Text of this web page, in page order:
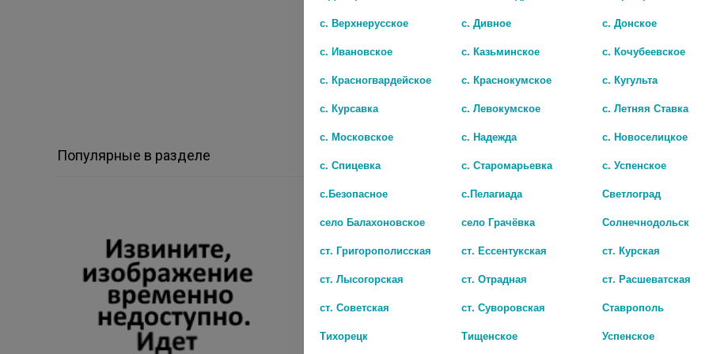
Показать все
Популярные в разделе
с. Верхнерусское
с. Дивное
с. Донское
с. Ивановское
с. Казьминское
с. Кочубеевское
с. Красногвардейское
с. Краснокумское
с. Кугульта
с. Курсавка
с. Левокумское
с. Летняя Ставка
с. Московское
с. Надежда
с. Новоселицкое
с. Спицевка
с. Старомарьевка
с. Успенское
с.Безопасное
с.Пелагиада
Светлоград
село Балахоновское
село Грачёвка
Солнечнодольск
ст. Григорополисская
ст. Ессентукская
ст. Курская
ст. Лысогорская
ст. Отрадная
ст. Расшеватская
ст. Советская
ст. Суворовская
Ставрополь
Тихорецк
Тищенское Успенское